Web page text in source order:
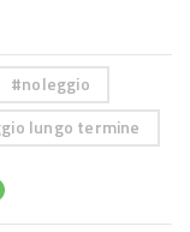
noleggio
lungo termine